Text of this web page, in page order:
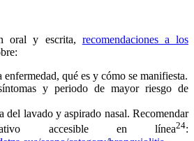
oral y escrita, recomendaciones a los
enfermedad, qué es y cómo se manifiesta.
y periodo de mayor riesgo de
del lavado y aspirado nasal. Recomendar
accesible en línea24: